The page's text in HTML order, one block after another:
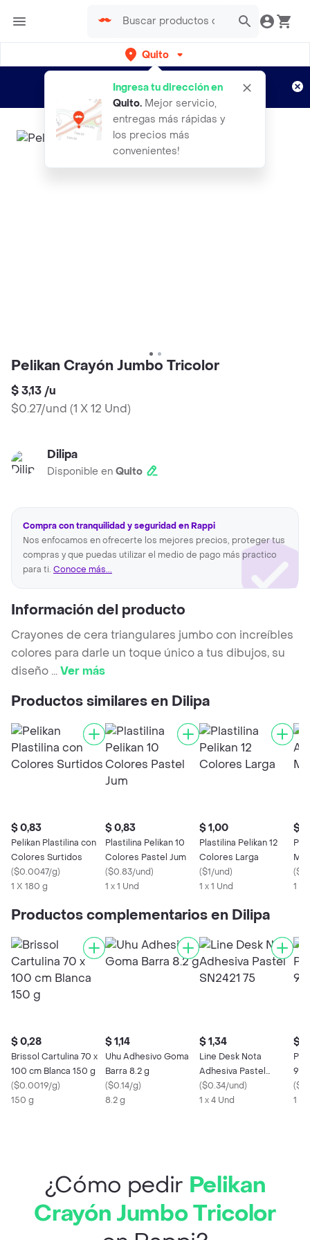
Quito
Ingresa tu dirección en
Quito. Mejor servicio,
entregas más rápidas y
los precios más
convenientes!
envíos gratis por semanas
Aplican TyC
Pelikan Crayón Jumbo Tricolor
$ 3,13 /u
$0.27/und (1 X 12 Und)
Dilipa
Disponible en Quito
Compra con tranquilidad y seguridad en Rappi
Nos enfocamos en ofrecerte los mejores precios, proteger tus
compras y que puedas utilizar el medio de pago más practico
para ti. Conoce más...
Información del producto
Crayones de cera triangulares jumbo con increíbles
colores para darle un toque único a tus dibujos, su
diseño ...Ver más
Productos similares en Dilipa
$ 0,83
Pelikan Plastilina con
Colores Surtidos
($0.0047/g)
1 X 180 g
$ 0,83
Plastilina Pelikan 10
Colores Pastel Jum
($0.83/und)
1 x 1 Und
$ 1,00
Plastilina Pelikan 12
Colores Larga
($1/und)
1 x 1 Und
$
(
1
Productos complementarios en Dilipa
$ 0,28
Brissol Cartulina 70 x
100 cm Blanca 150 g
($0.0019/g)
150 g
$ 1,14
Uhu Adhesivo Goma
Barra 8.2 g
($0.14/g)
8.2 g
$ 1,34
Line Desk Nota
Adhesiva Pastel
SN2421 75
($0.34/und)
1 x 4 Und
$
90
(
1 x
¿Cómo pedir Pelikan
Crayón Jumbo Tricolor